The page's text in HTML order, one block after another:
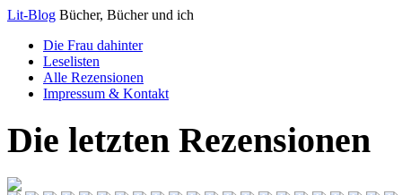
Lit-Blog Bücher, Bücher und ich
Die Frau dahinter
Leselisten
Alle Rezensionen
Impressum & Kontakt
Die letzten Rezensionen